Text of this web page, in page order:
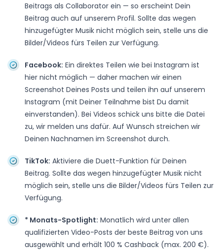
Beitrags als Collaborator ein — so erscheint Dein
Beitrag auch auf unserem Profil. Sollte das wegen
hinzugefügter Musik nicht möglich sein, stelle uns die
Bilder/Videos fürs Teilen zur Verfügung.
Facebook: Ein direktes Teilen wie bei Instagram ist
hier nicht möglich — daher machen wir einen
Screenshot Deines Posts und teilen ihn auf unserem
Instagram (mit Deiner Teilnahme bist Du damit
einverstanden). Bei Videos schick uns bitte die Datei
zu, wir melden uns dafür. Auf Wunsch streichen wir
Deinen Nachnamen im Screenshot durch.
TikTok: Aktiviere die Duett-Funktion für Deinen
Beitrag. Sollte das wegen hinzugefügter Musik nicht
möglich sein, stelle uns die Bilder/Videos fürs Teilen zur
Verfügung.
* Monats-Spotlight: Monatlich wird unter allen
qualifizierten Video-Posts der beste Beitrag von uns
ausgewählt und erhält 100 % Cashback (max. 200 €).